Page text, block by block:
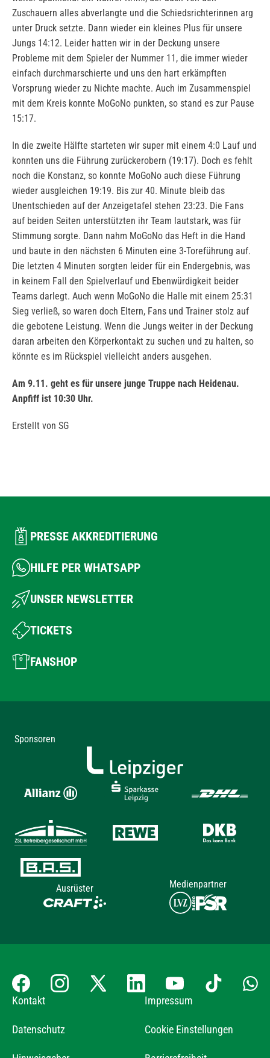
Zuschauern alles abverlangte und die Schiedsrichterinnen arg
unter Druck setzte. Dann wieder ein kleines Plus für unsere
Jungs 14:12. Leider hatten wir in der Deckung unsere
Probleme mit dem Spieler der Nummer 11, die immer wieder
einfach durchmarschierte und uns den hart erkämpften
Vorsprung wieder zu Nichte machte. Auch im Zusammenspiel
mit dem Kreis konnte MoGoNo punkten, so stand es zur Pause
15:17.
In die zweite Hälfte starteten wir super mit einem 4:0 Lauf und
konnten uns die Führung zurückerobern (19:17). Doch es fehlt
noch die Konstanz, so konnte MoGoNo auch diese Führung
wieder ausgleichen 19:19. Bis zur 40. Minute bleib das
Unentschieden auf der Anzeigetafel stehen 23:23. Die Fans
auf beiden Seiten unterstützten ihr Team lautstark, was für
Stimmung sorgte. Dann nahm MoGoNo das Heft in die Hand
und baute in den nächsten 6 Minuten eine 3-Toreführung auf.
Die letzten 4 Minuten sorgten leider für ein Endergebnis, was
in keinem Fall den Spielverlauf und Ebenwürdigkeit beider
Teams darlegt. Auch wenn MoGoNo die Halle mit einem 25:31
Sieg verließ, so waren doch Eltern, Fans und Trainer stolz auf
die gebotene Leistung. Wenn die Jungs weiter in der Deckung
daran arbeiten den Körperkontakt zu suchen und zu halten, so
könnte es im Rückspiel vielleicht anders ausgehen.
Am 9.11. geht es für unsere junge Truppe nach Heidenau.
Anpfiff ist 10:30 Uhr.
Erstellt von SG
PRESSE AKKREDITIERUNG
HILFE PER WHATSAPP
UNSER NEWSLETTER
TICKETS
FANSHOP
Sponsoren
Ausrüster Medienpartner
Kontakt Impressum
Datenschutz Cookie Einstellungen